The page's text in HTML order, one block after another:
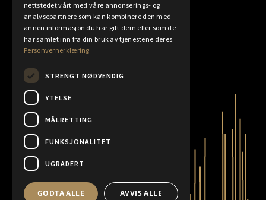
Angreskjema Forretningsvilkår
Personvernerklæring Policyer
ENGLISH
SWEDISH
nettstedet vårt med våre annonserings- og
analysepartnere som kan kombinere den med
annen informasjon du har gitt dem eller som de
har samlet inn fra din bruk av tjenestene deres.
Personvernerklæring
STRENGT NØDVENDIG
YTELSE
MÅLRETTING
FUNKSJONALITET
UGRADERT
GODTA ALLE AVVIS ALLE